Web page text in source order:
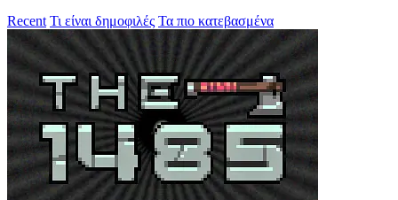
Recent Τι είναι δημοφιλές Τα πιο κατεβασμένα